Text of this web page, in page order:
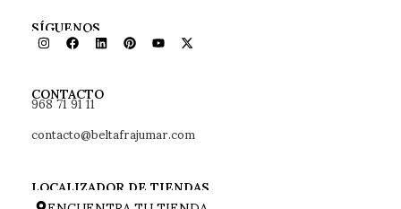
SÍGUENOS
CONTACTO
968 71 91 11
contacto@beltafrajumar.com
LOCALIZADOR DE TIENDAS